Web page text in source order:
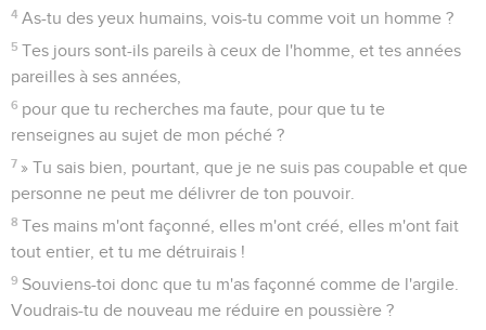
4 As-tu des yeux humains, vois-tu comme voit un homme ?
5 Tes jours sont-ils pareils à ceux de l'homme, et tes années
pareilles à ses années,
6 pour que tu recherches ma faute, pour que tu te
renseignes au sujet de mon péché ?
7 » Tu sais bien, pourtant, que je ne suis pas coupable et que
personne ne peut me délivrer de ton pouvoir.
8 Tes mains m'ont façonné, elles m'ont créé, elles m'ont fait
tout entier, et tu me détruirais !
9 Souviens-toi donc que tu m'as façonné comme de l'argile.
Voudrais-tu de nouveau me réduire en poussière ?